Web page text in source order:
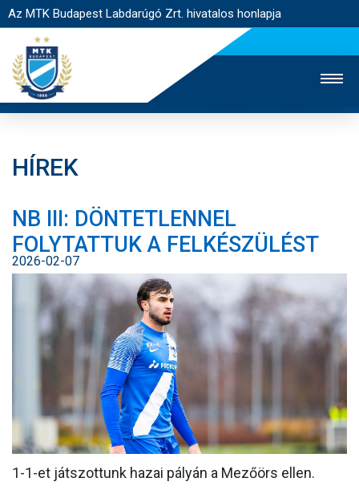
Az MTK Budapest Labdarúgó Zrt. hivatalos honlapja
JEGYÉRTÉKESÍTÉS
WEBSHOP
EGYESÜLET
KAPCSOLAT
NYITÓLAP
HÍREK
CSAPATOK
MÉRKŐZÉSEK
KLUB
GALÉRIA
SZURKOLÓI ÉLMÉNYEK
HÍREK
NB III: DÖNTETLENNEL
FOLYTATTUK A FELKÉSZÜLÉST
2026-02-07
1-1-et játszottunk hazai pályán a Mezőörs ellen.